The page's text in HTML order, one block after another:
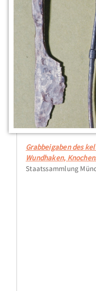
Grabbeigaben des
Wundhaken,
Staatssammlung